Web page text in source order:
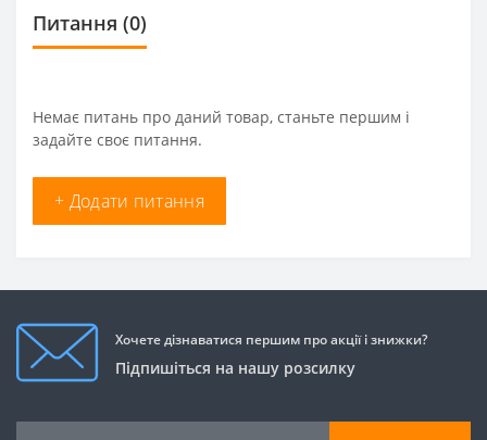
Питання (0)
Немає питань про даний товар, станьте першим і
задайте своє питання.
+ Додати питання
Хочете дізнаватися першим про акції і знижки?
Підпишіться на нашу розсилку